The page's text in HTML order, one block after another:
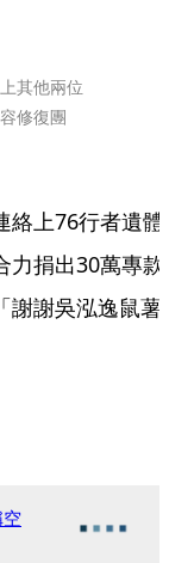
其他兩位
修復團
絡上76行者遺體
力捐出30萬專款
謝謝吳泓逸鼠薯
空